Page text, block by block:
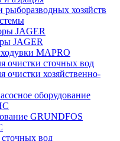
хозяйств
JAGER
JAGER
MAPRO
очистки сточных вод
очистки хозяйственно-
оборудование
GRUNDFOS
вод